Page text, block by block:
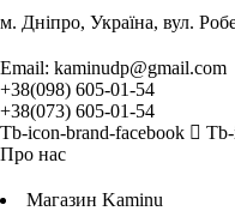
м. Дніпро, Україна, вул.
Email: kaminudp@gmail.com
+38(098) 605-01-54
+38(073) 605-01-54
Tb-icon-brand-facebook
Про нас
Магазин Kaminu